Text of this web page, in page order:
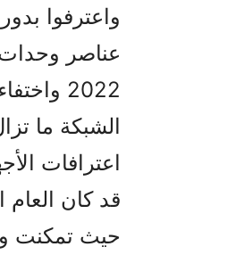
عناصر وحدات
الشبكة ما
اعترافات
قد كان العام
حيث تمكنت